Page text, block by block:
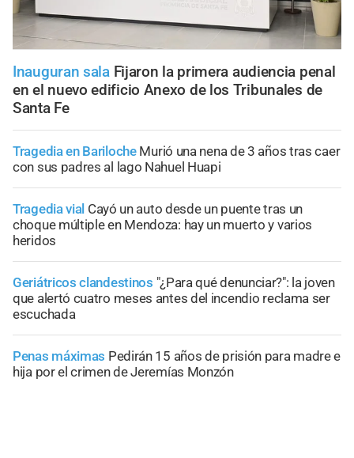
Inauguran sala Fijaron la primera audiencia penal
en el nuevo edificio Anexo de los Tribunales de
Santa Fe
Tragedia en Bariloche Murió una nena de 3 años tras caer
con sus padres al lago Nahuel Huapi
Tragedia vial Cayó un auto desde un puente tras un
choque múltiple en Mendoza: hay un muerto y varios
heridos
Geriátricos clandestinos "¿Para qué denunciar?": la joven
que alertó cuatro meses antes del incendio reclama ser
escuchada
Penas máximas Pedirán 15 años de prisión para madre e
hija por el crimen de Jeremías Monzón